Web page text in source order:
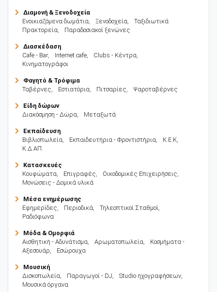
Διαμονή & Ξενοδοχεία
Ενοικιαζόμενα δωμάτια, Ξενοδοχεία,
Ταξιδιωτικά
Πρακτορεία, Παραδοσιακοί ξενώνες
Διασκέδαση
Cafe - Bar, Internet cafe, Clubs - Κέντρα,
Κινηματογράφοι
Φαγητό & Τρόφιμα
Ταβέρνες, Εστιατόρια, Πιτσαρίες, Ψαροταβέρνες
Είδη δώρων
Διακόσμηση - Δώρα, Μεταξωτά
Εκπαίδευση
Βιβλιοπωλεία, Εκπαιδευτήρια - Φροντιστήρια, Κ.Ε.Κ,
Κ.Δ.ΑΠ.
Κατασκευές
Κουφώματα, Επιγραφές, Οικοδομικές Επιχειρήσεις,
Μονώσεις - Δομικά υλικά
Μέσα ενημέρωσης
Εφημερίδες, Περιοδικά, Τηλεοπτικοί Σταθμοί,
Ραδιόφωνα
Μόδα & Ομορφιά
Αισθητική - Αδυνάτισμα, Αρωματοπωλεία,
Κοσμήματα -
Αξεσουάρ, Εσώρουχα
Μουσική
Δισκοπωλεία, Παραγωγοί - DJ, Studio ηχογραφήσεων,
Μουσικά όργανα